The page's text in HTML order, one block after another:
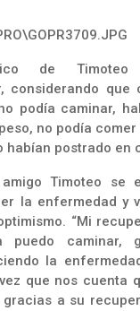
de Timoteo
considerando que
podía caminar,
no podía
habían postrado en
Timoteo se
la enfermedad y
“Mi
puedo caminar,
la
que nos cuenta
a su